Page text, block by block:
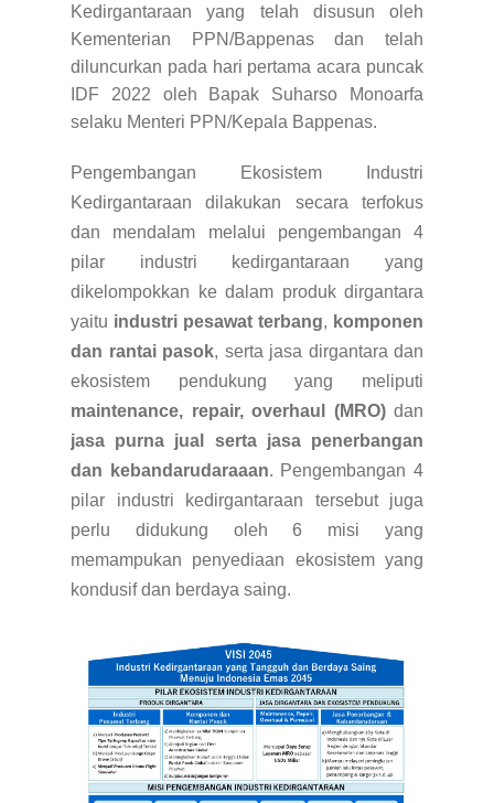
Kedirgantaraan yang telah disusun oleh
Kementerian PPN/Bappenas dan telah
diluncurkan pada hari pertama acara puncak
IDF 2022 oleh Bapak Suharso Monoarfa
selaku Menteri PPN/Kepala Bappenas.
Pengembangan Ekosistem Industri
Kedirgantaraan dilakukan secara terfokus
dan mendalam melalui pengembangan 4
pilar industri kedirgantaraan yang
dikelompokkan ke dalam produk dirgantara
yaitu industri pesawat terbang, komponen
dan rantai pasok, serta jasa dirgantara dan
ekosistem pendukung yang meliputi
maintenance, repair, overhaul (MRO)dan
jasa purna jual serta jasa penerbangan
dan kebandarudaraaan. Pengembangan 4
pilar industri kedirgantaraan tersebut juga
perlu didukung oleh 6 misi yang
memampukan penyediaan ekosistem yang
kondusif dan berdaya saing.